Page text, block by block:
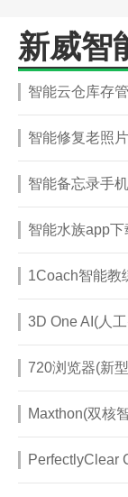
新威智
智能云仓库存
智能修复老照
智能备忘录手
智能水族app下